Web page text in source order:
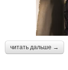
читать дальше →